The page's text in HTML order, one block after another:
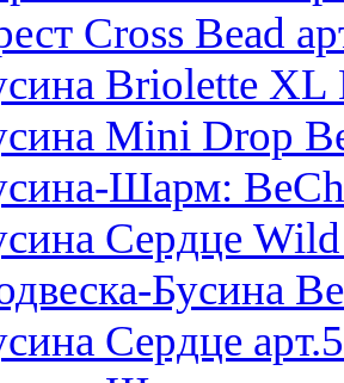
Cross Bead
Briolette XL
Mini Drop
Шарм:
Сердце
Бусина
Сердце